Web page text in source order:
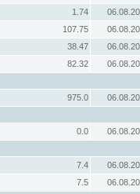
1.74
107.75
38.47
82.32
975.0
0.0
7.4
7.5